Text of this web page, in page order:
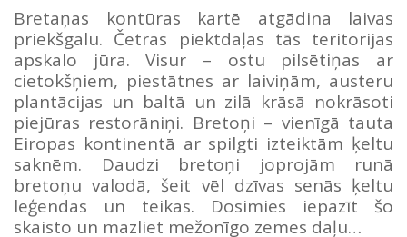
Bretaņas kontūras kartē atgādina laivas
priekšgalu. Četras piektdaļas tās teritorijas
apskalo jūra. Visur – ostu pilsētiņas ar
cietokšņiem, piestātnes ar laiviņām, austeru
plantācijas un baltā un zilā krāsā nokrāsoti
piejūras restorāniņi. Bretoņi – vienīgā tauta
Eiropas kontinentā ar spilgti izteiktām ķeltu
saknēm. Daudzi bretoņi joprojām runā
bretoņu valodā, šeit vēl dzīvas senās ķeltu
leģendas un teikas. Dosimies iepazīt šo
skaisto un mazliet mežonīgo zemes daļu…